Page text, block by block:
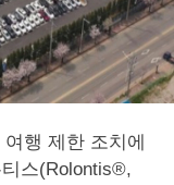
행 제한 조치에
스(Rolontis®,